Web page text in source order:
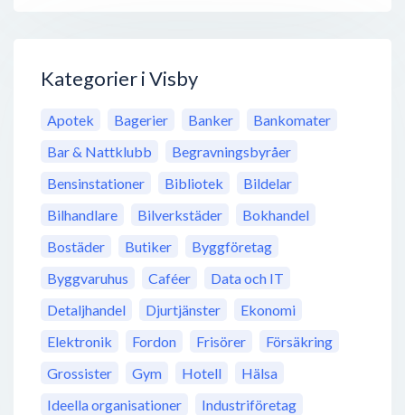
Kategorier i Visby
Apotek Bagerier Banker
Bankomater
Bar & Nattklubb
Begravningsbyråer
Bensinstationer
Bibliotek
Bildelar
Bilhandlare
Bilverkstäder
Bokhandel
Bostäder
Butiker
Byggföretag
Byggvaruhus
Caféer
Data och IT
Detaljhandel
Djurtjänster
Ekonomi
Elektronik
Fordon Frisörer
Försäkring
Grossister
Gym Hotell
Hälsa
Ideella organisationer
Industriföretag